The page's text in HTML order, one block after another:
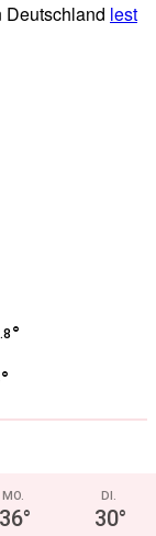
Deutschland lest
°
°
MO.
36°
DI.
30°